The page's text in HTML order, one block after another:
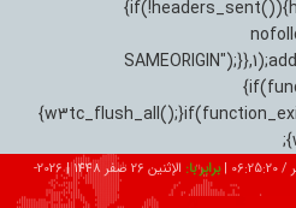
06:25:21
|برابر با: الإثنين 26 صفر 1448 |
2026-